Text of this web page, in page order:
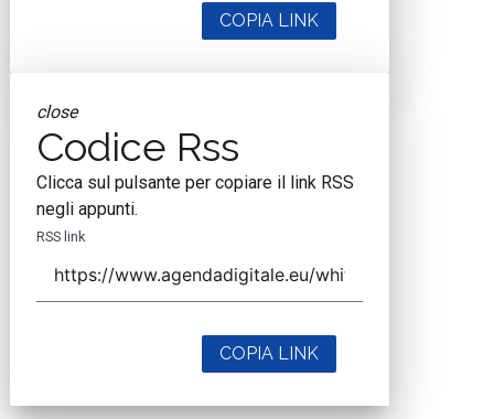
COPIA LINK
close
Codice Rss
Clicca sul pulsante per copiare il link RSS
negli appunti.
RSS link
COPIA LINK